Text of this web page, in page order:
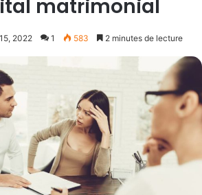
matrimonial
2022 1 583 2 minutes de lecture